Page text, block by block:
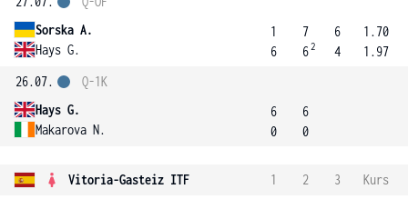
Sorska A.
Hays G.
1
6
7
62
6
4
1.70
1.97
26.07.
Hays G.
Makarova N.
Q-1K
6
0
6
0
Vitoria-Gasteiz ITF 1 2 3
Kurs